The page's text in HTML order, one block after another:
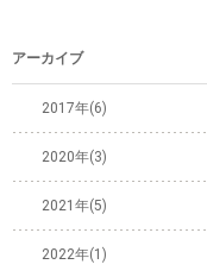
アーカイブ
2017年(6)
2020年(3)
2021年(5)
2022年(1)